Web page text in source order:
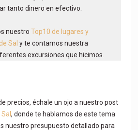
tanto dinero en efectivo.
nuestro Top10 de lugares y
Sal y te contamos nuestra
excursiones que hicimos.
precios, échale un ojo a nuestro post
, donde te hablamos de este tema
nuestro presupuesto detallado para